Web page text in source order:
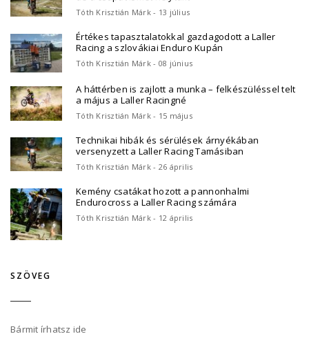
Tóth Krisztián Márk - 13 július
Értékes tapasztalatokkal gazdagodott a Laller
Racing a szlovákiai Enduro Kupán
Tóth Krisztián Márk - 08 június
A háttérben is zajlott a munka – felkészüléssel telt
a május a Laller Racingné
Tóth Krisztián Márk - 15 május
Technikai hibák és sérülések árnyékában
versenyzett a Laller Racing Tamásiban
Tóth Krisztián Márk - 26 április
Kemény csatákat hozott a pannonhalmi
Endurocross a Laller Racing számára
Tóth Krisztián Márk - 12 április
SZÖVEG
Bármit írhatsz ide